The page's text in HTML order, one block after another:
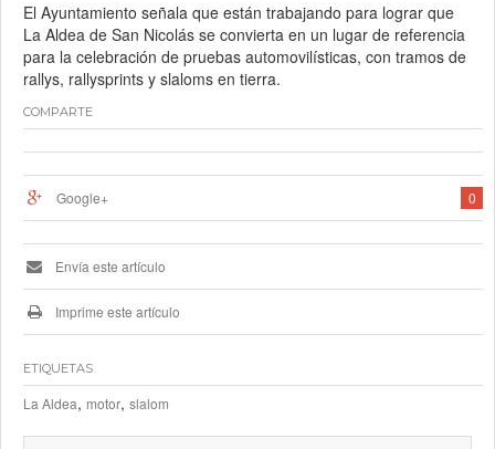
El Ayuntamiento señala que están trabajando para lograr que
La Aldea de San Nicolás se convierta en un lugar de referencia
para la celebración de pruebas automovilísticas, con tramos de
rallys, rallysprints y slaloms en tierra.
COMPARTE
0
Google+
Envía este artículo
Imprime este artículo
ETIQUETAS
La Aldea, motor, slalom